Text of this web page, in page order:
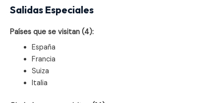
Salidas Especiales
Países que se visitan (4):
España
Francia
Suiza
Italia